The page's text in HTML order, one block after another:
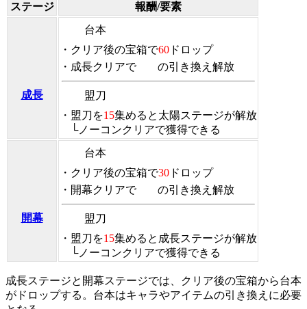
ステージ 報酬/要素
成長
台本
・クリア後の宝箱で60 ドロップ
・成長クリアで
の引き換え解放
盟刀
・盟刀を15集めると太陽ステージが解放
└ノーコンクリアで獲得できる
開幕
台本
・クリア後の宝箱で30 ドロップ
・開幕クリアで
の引き換え解放
盟刀
・盟刀を15集めると成長ステージが解放
└ノーコンクリアで獲得できる
成長ステージと開幕ステージでは、クリア後の宝箱から台本
がドロップする。台本はキャラやアイテムの引き換えに必要